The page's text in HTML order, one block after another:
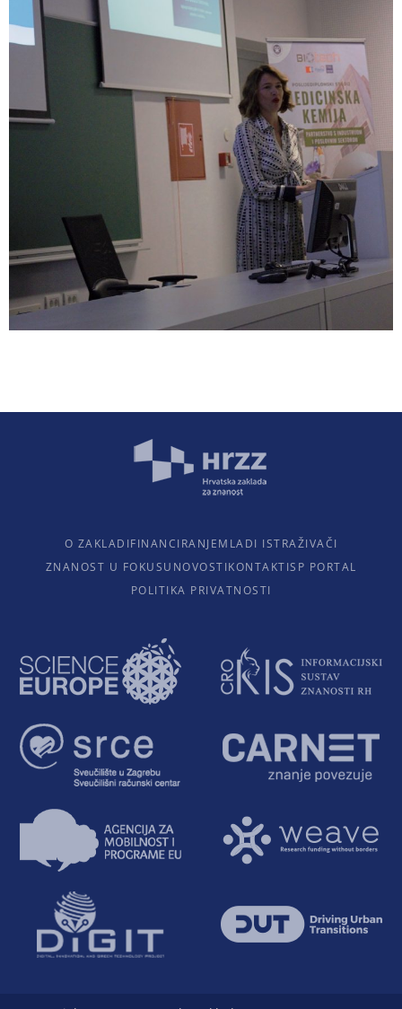
O ZAKLADIFINANCIRANJEMLADI ISTRAŽIVAČI
ZNANOST U FOKUSU NOVOSTIKONTAKTISP PORTAL
POLITIKA PRIVATNOSTI